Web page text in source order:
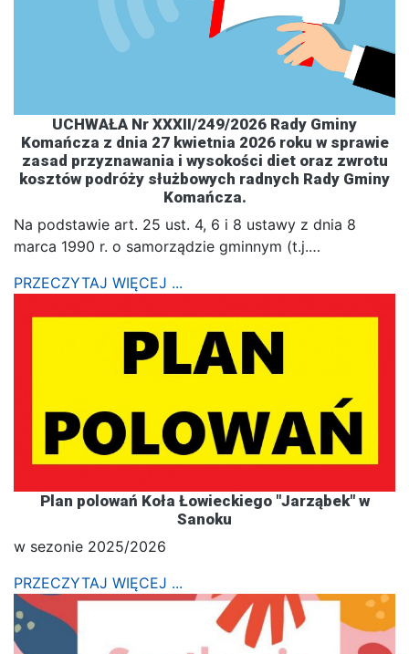
UCHWAŁA Nr XXXII/249/2026 Rady Gminy
Komańcza z dnia 27 kwietnia 2026 roku w sprawie
zasad przyznawania i wysokości diet oraz zwrotu
kosztów podróży służbowych radnych Rady Gminy
Komańcza.
Na podstawie art. 25 ust. 4, 6 i 8 ustawy z dnia 8
marca 1990 r. o samorządzie gminnym (t.j.…
PRZECZYTAJ WIĘCEJ ...
Plan polowań Koła Łowieckiego "Jarząbek" w
Sanoku
w sezonie 2025/2026
PRZECZYTAJ WIĘCEJ ...